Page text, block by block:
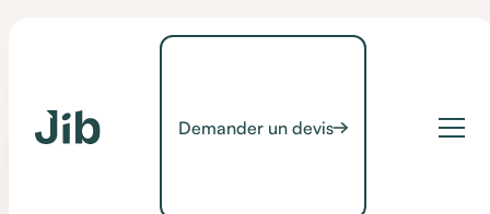
Demander un devis
Conseils